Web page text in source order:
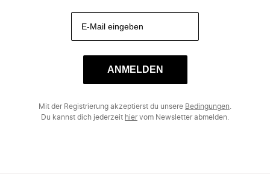
ANMELDEN
Mit der Registrierung akzeptierst du unsere Bedingungen
Du kannst dich jederzeit hiervom Newsletter abmelden.